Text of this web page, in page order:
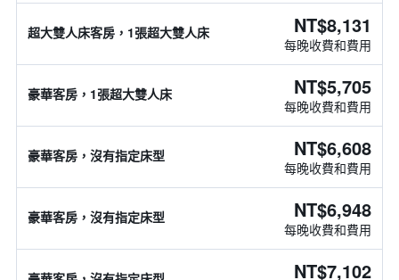
超大雙人床客房，1張超大雙人床 NT$8,131
每晚收費和費用
豪華客房，1張超大雙人床 NT$5,705
每晚收費和費用
豪華客房，沒有指定床型 NT$6,608
每晚收費和費用
豪華客房，沒有指定床型 NT$6,948
每晚收費和費用
NT$7,102